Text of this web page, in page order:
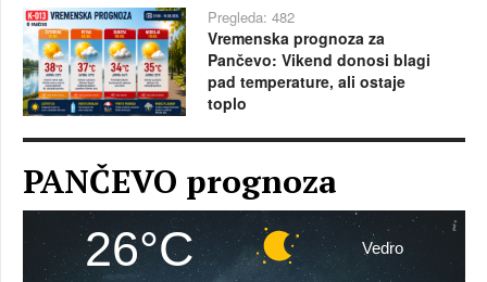
Pregleda: 482
Vremenska prognoza za
Pančevo: Vikend donosi blagi
pad temperature, ali ostaje
toplo
PANČEVO prognoza
26°C Vedro